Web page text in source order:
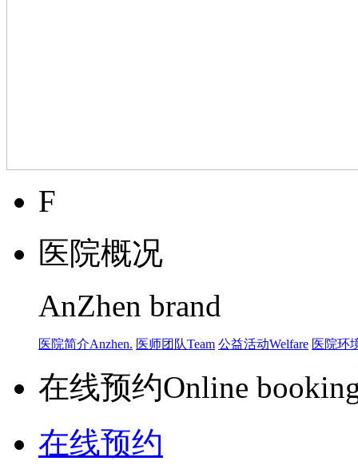
F
医院概况
AnZhen brand
医院简介Anzhen. 医师团队Team 公益活动Welfare 医院环
在线预约Online
在线预约